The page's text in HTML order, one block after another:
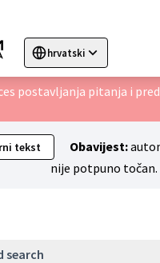
hrvatski
Sprache wählen
postavljanja pitanja i
tekst Obavijest:
nije potpuno točan.
search